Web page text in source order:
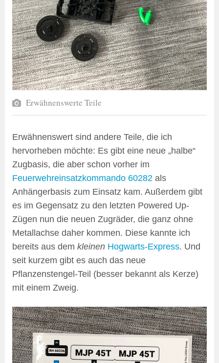
Erwähnenswerte Teile
Erwähnenswert sind andere Teile, die ich
hervorheben möchte: Es gibt eine neue „halbe“
Zugbasis, die aber schon vorher im
Feuerwehreinsatzkommando 60282 als
Anhängerbasis zum Einsatz kam. Außerdem gibt
es im Gegensatz zu den letzten Powered Up-
Zügen nun die neuen Zugräder, die ganz ohne
Metallachse daher kommen. Diese kannte ich
bereits aus dem kleinen Hogwarts-Express. Und
seit kurzem gibt es auch das neue
Pflanzenstengel-Teil (besser bekannt als Kerze)
mit einem Zweig.